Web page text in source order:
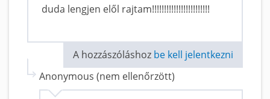
duda lengjen elől rajtam!!!!!!!!!!!!!!!!!!!!!!!!
A hozzászóláshoz be kell jelentkezni
Anonymous (nem ellenőrzött)